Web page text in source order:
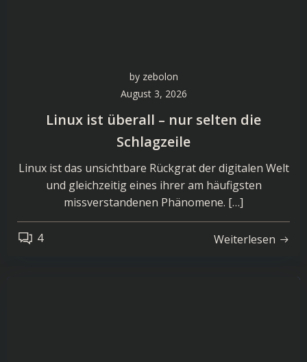
by zebolon
August 3, 2026
Linux ist überall – nur selten die
Schlagzeile
Linux ist das unsichtbare Rückgrat der digitalen Welt
und gleichzeitig eines ihrer am häufigsten
missverstandenen Phänomene. […]
4 Weiterlesen